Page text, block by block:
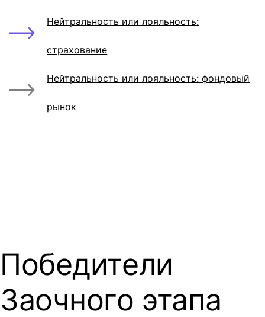
Нейтральность или лояльность:
страхование
Нейтральность или лояльность: фондовый
рынок
Победители
Заочного этапа